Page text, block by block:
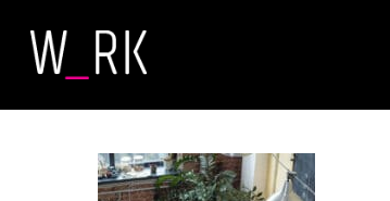
main
content